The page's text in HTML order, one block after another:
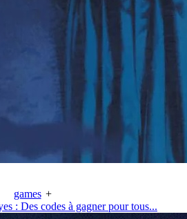
games +
: Des codes à gagner pour tous...